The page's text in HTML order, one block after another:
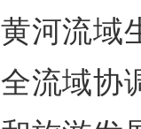
黄河流域
全流域协